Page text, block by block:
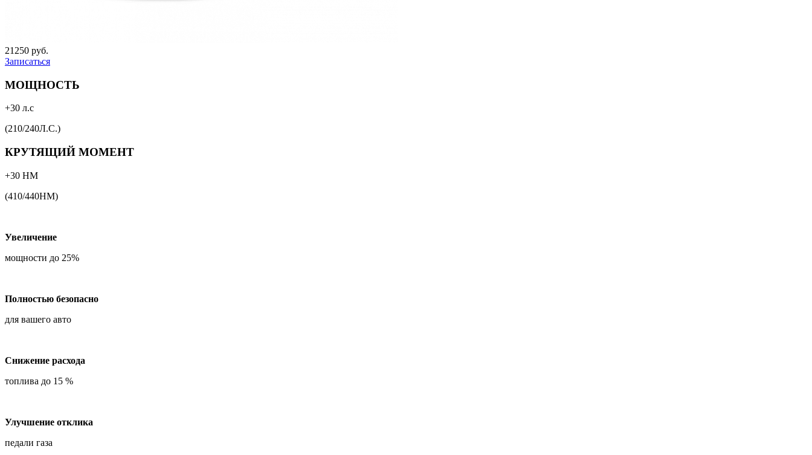
21250 руб.
Записаться
МОЩНОСТЬ
+30 л.с
(210/240Л.С.)
КРУТЯЩИЙ МОМЕНТ
+30 НМ
(410/440НМ)
Увеличение
мощности до 25%
Полностью безопасно
для вашего авто
Снижение расхода
топлива до 15 %
Улучшение отклика
педали газа